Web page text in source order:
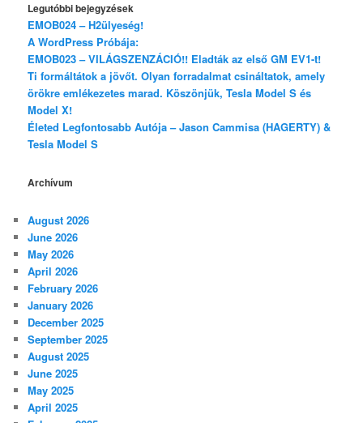
Legutóbbi bejegyzések
EMOB024 – H2ülyeség!
A WordPress Próbája:
EMOB023 – VILÁGSZENZÁCIÓ!! Eladták az első GM EV1-t!
Ti formáltátok a jövőt. Olyan forradalmat csináltatok, amely
örökre emlékezetes marad. Köszönjük, Tesla Model S és
Model X!
Életed Legfontosabb Autója – Jason Cammisa (HAGERTY) &
Tesla Model S
Archívum
August 2026
June 2026
May 2026
April 2026
February 2026
January 2026
December 2025
September 2025
August 2025
June 2025
May 2025
April 2025